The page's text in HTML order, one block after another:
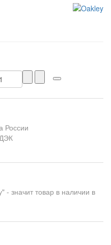
России
- значит товар в наличии в